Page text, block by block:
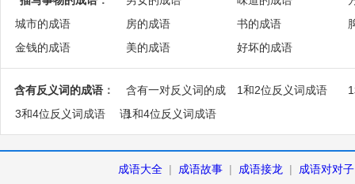
城市的成语
房的成语 书的成语
金钱的成语
美的成语 好坏的成语
含有反义词的成语 ：
含有一对反义词的成
语
1和2位反义词成语
3和4位反义词成语
1和4位反义词成语
成语大全 | 成语故事 | 成语接龙 |
成语对对子